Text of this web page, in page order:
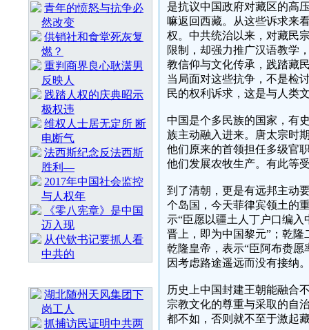
青年的愤怒与抗争必
然改变
供销社和食堂死灰复
燃？
重判商界良心耿潇男
反映人
践踏人权的庆典昭示
极权违
维权人士居无定所 断
电断气
法西斯纪念反法西斯
胜利—
2017年中国社会监控
与人权年
《零八宪章》是中国
迈入现
从代钦书记要抓人看
中共的
湖北随州天风集团下
岗工人
抓捕访民证明中共两
是抗议中国政府对藏区的高
嘛返回西藏。从这些诉求来
权。中共统治以来，对藏民
限制，却强力推广汉语教学
教信仰与文化传承，践踏藏
当局面对这些抗争，不是检
民的权利诉求，这是与人类
中国是个多民族的国家，有
族主动融入进来。唐太宗时
他们原来的首领担任多级官
他们发展农牧生产。有此等
到了清朝，更是有远邦主动
个岛国，今天菲律宾领土的
示“臣愿以疆土人丁户口编
晋上，即为中国黎元”；乾
乾隆皇帝，表示“臣阿布赉
因考虑路途遥远而没有接纳
历史上中国封建王朝能融合
宗教文化的尊重与采取的自
都不如，否则就不至于激起